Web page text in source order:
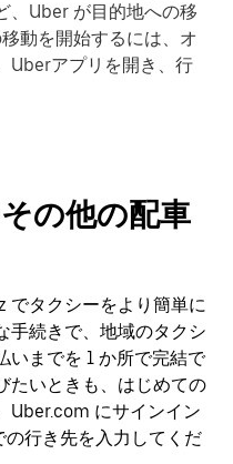
、Uber が目的地への移
動を開始するには、オ
Uberアプリを開き、行
の他の配車
でタクシーをより簡単に
手続きで、地域のタクシ
いまでを 1 か所で完結で
たいときも、はじめての
Uber.com にサインイン
行き先を入力してくだ